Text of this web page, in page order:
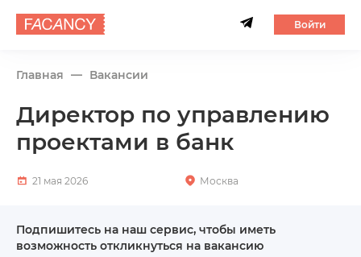
Войти
Главная Вакансии
Директор по управлению
проектами в банк
21 мая 2026 Москва
Подпишитесь на наш сервис, чтобы иметь
возможность откликнуться на вакансию